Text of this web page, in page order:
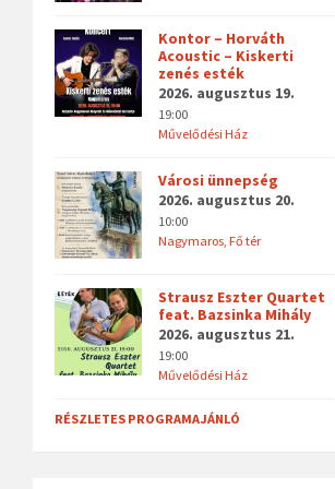
Kontor – Horváth
Acoustic – Kiskerti
zenés esték
2026. augusztus 19.
19:00
Művelődési Ház
Városi ünnepség
2026. augusztus 20.
10:00
Nagymaros, Fő tér
Strausz Eszter Quartet
feat. Bazsinka Mihály
2026. augusztus 21.
19:00
Művelődési Ház
RÉSZLETES PROGRAMAJÁNLÓ